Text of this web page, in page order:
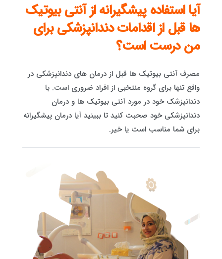
آیا استفاده پیشگیرانه از آنتی بیوتیک
ها قبل از اقدامات دندانپزشکی برای
من درست است؟
مصرف آنتی بیوتیک ها قبل از درمان های دندانپزشکی در
واقع تنها برای گروه منتخبی از افراد ضروری است. با
دندانپزشک خود در مورد آنتی بیوتیک ها و درمان
دندانپزشکی خود صحبت کنید تا ببینید آیا درمان پیشگیرانه
برای شما مناسب است یا خیر.